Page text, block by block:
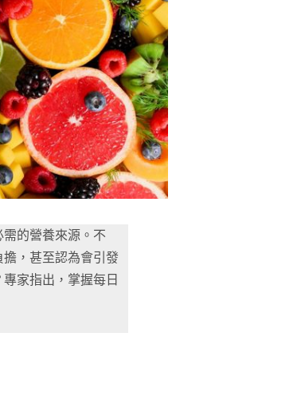
的營養來源。不
，甚至認為會引發
家指出，掌握每日